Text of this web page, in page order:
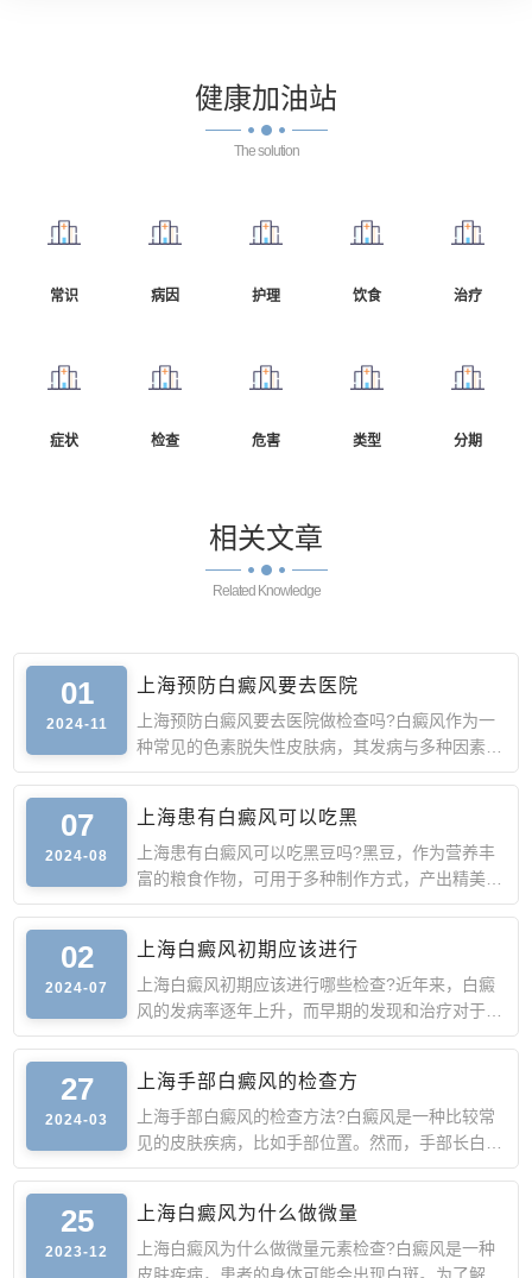
健康加油站
The solution
常识 病因 护理 饮食 治疗
症状 检查 危害 类型 分期
相关文章
Related Knowledge
01
2024-11
上海预防白癜风要去医院
上海预防白癜风要去医院做检查吗?白癜风作为一
种常见的色素脱失性皮肤病，其发病与多种因素有
关。对于白癜风的
07
2024-08
上海患有白癜风可以吃黑
上海患有白癜风可以吃黑豆吗?黑豆，作为营养丰
富的粮食作物，可用于多种制作方式，产出精美的
产品。然而，对于
02
2024-07
上海白癜风初期应该进行
上海白癜风初期应该进行哪些检查?近年来，白癜
风的发病率逐年上升，而早期的发现和治疗对于疾
病的控制至关重要
27
2024-03
上海手部白癜风的检查方
上海手部白癜风的检查方法?白癜风是一种比较常
见的皮肤疾病，比如手部位置。然而，手部长白癜
风白斑需要进行一
25
2023-12
上海白癜风为什么做微量
上海白癜风为什么做微量元素检查?白癜风是一种
皮肤疾病，患者的身体可能会出现白斑。为了解病